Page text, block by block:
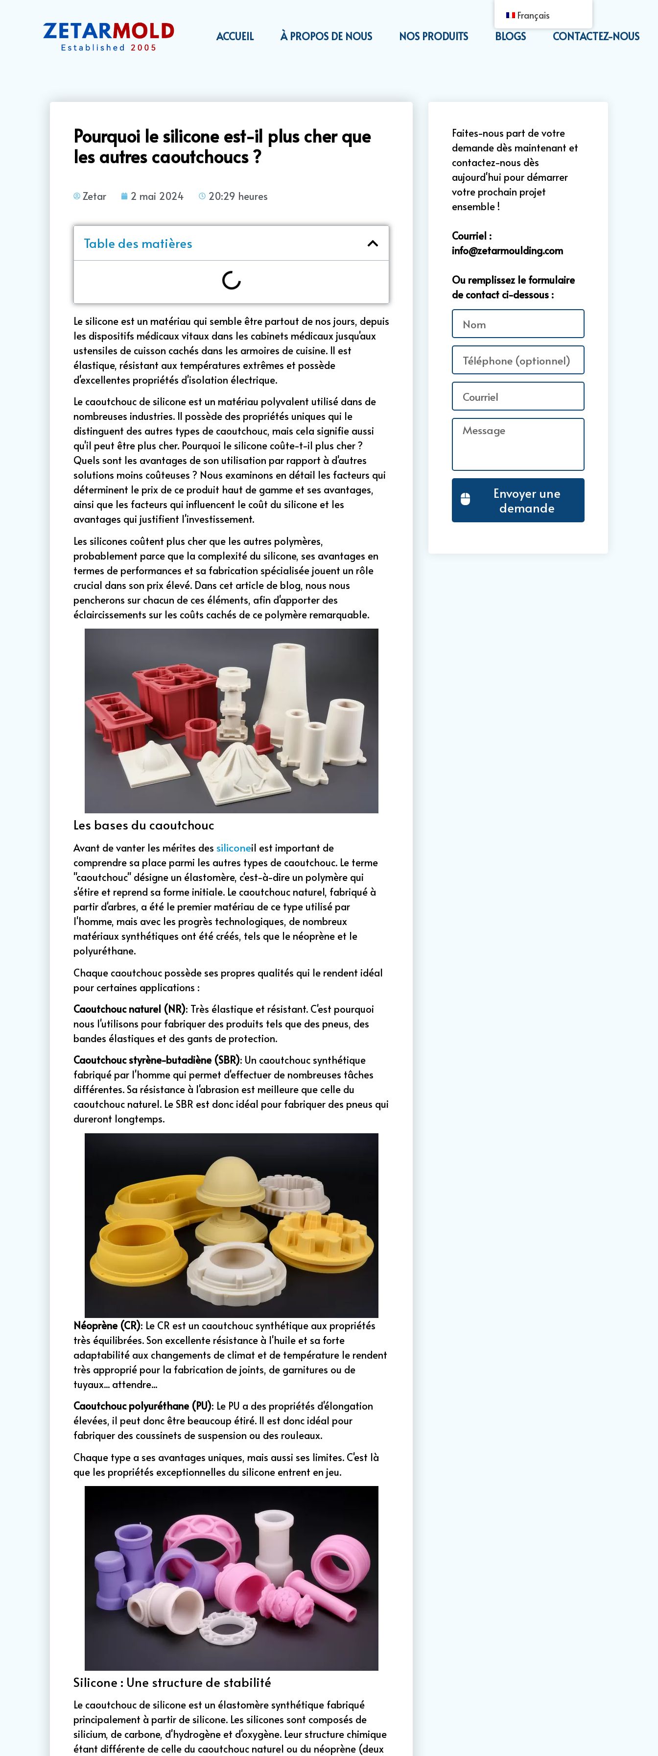
ACCUEIL À PROPOS DE NOUS NOS PRODUITS BLOGS CONTACTEZ-NOUS
Pourquoi le silicone est-il plus cher que
les autres caoutchoucs ?
Zetar 2 mai 2024 20:29 heures
Table des matières
Le silicone est un matériau qui semble être partout de nos jours, depuis
les dispositifs médicaux vitaux dans les cabinets médicaux jusqu'aux
ustensiles de cuisson cachés dans les armoires de cuisine. Il est
élastique, résistant aux températures extrêmes et possède
d'excellentes propriétés d'isolation électrique.
Le caoutchouc de silicone est un matériau polyvalent utilisé dans de
nombreuses industries. Il possède des propriétés uniques qui le
distinguent des autres types de caoutchouc, mais cela signifie aussi
qu'il peut être plus cher. Pourquoi le silicone coûte-t-il plus cher ?
Quels sont les avantages de son utilisation par rapport à d'autres
solutions moins coûteuses ? Nous examinons en détail les facteurs qui
déterminent le prix de ce produit haut de gamme et ses avantages,
ainsi que les facteurs qui influencent le coût du silicone et les
avantages qui justifient l'investissement.
Les silicones coûtent plus cher que les autres polymères,
probablement parce que la complexité du silicone, ses avantages en
termes de performances et sa fabrication spécialisée jouent un rôle
crucial dans son prix élevé. Dans cet article de blog, nous nous
pencherons sur chacun de ces éléments, afin d'apporter des
éclaircissements sur les coûts cachés de ce polymère remarquable.
Les bases du caoutchouc
Avant de vanter les mérites des siliconeil est important de
comprendre sa place parmi les autres types de caoutchouc. Le terme
"caoutchouc" désigne un élastomère, c'est-à-dire un polymère qui
s'étire et reprend sa forme initiale. Le caoutchouc naturel, fabriqué à
partir d'arbres, a été le premier matériau de ce type utilisé par
l'homme, mais avec les progrès technologiques, de nombreux
matériaux synthétiques ont été créés, tels que le néoprène et le
polyuréthane.
Chaque caoutchouc possède ses propres qualités qui le rendent idéal
pour certaines applications :
Caoutchouc naturel (NR): Très élastique et résistant. C'est pourquoi
nous l'utilisons pour fabriquer des produits tels que des pneus, des
bandes élastiques et des gants de protection.
Caoutchouc styrène-butadiène (SBR): Un caoutchouc synthétique
fabriqué par l'homme qui permet d'effectuer de nombreuses tâches
différentes. Sa résistance à l'abrasion est meilleure que celle du
caoutchouc naturel. Le SBR est donc idéal pour fabriquer des pneus qui
dureront longtemps.
Néoprène (CR): Le CR est un caoutchouc synthétique aux propriétés
très équilibrées. Son excellente résistance à l'huile et sa forte
adaptabilité aux changements de climat et de température le rendent
très approprié pour la fabrication de joints, de garnitures ou de
tuyaux... attendre...
Caoutchouc polyuréthane (PU): Le PU a des propriétés d'élongation
élevées, il peut donc être beaucoup étiré. Il est donc idéal pour
fabriquer des coussinets de suspension ou des rouleaux.
Chaque type a ses avantages uniques, mais aussi ses limites. C'est là
que les propriétés exceptionnelles du silicone entrent en jeu.
Silicone : Une structure de stabilité
Le caoutchouc de silicone est un élastomère synthétique fabriqué
principalement à partir de silicone. Les silicones sont composés de
silicium, de carbone, d'hydrogène et d'oxygène. Leur structure chimique
étant différente de celle du caoutchouc naturel ou du néoprène (deux
Faites-nous part de votre
demande dès maintenant et
contactez-nous dès
aujourd'hui pour démarrer
votre prochain projet
ensemble !
Courriel :
info@zetarmoulding.com
Ou remplissez le formulaire
de contact ci-dessous :
Envoyer une
demande
Français